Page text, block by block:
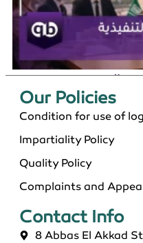
بالسعودية 2026
Our Policies​
Condition for use of
Impartiality Policy
Quality Policy
Complaints and
Contact Info​
8 Abbas El Akkad